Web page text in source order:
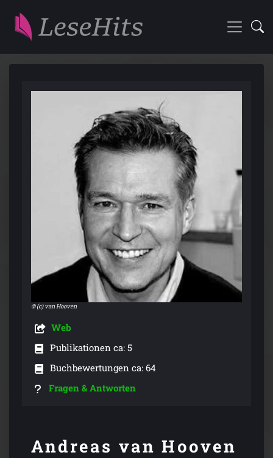
© (c) van Hooven
Web
Publikationen ca: 5
Buchbewertungen ca: 64
Fragen & Antworten
Andreas van Hooven